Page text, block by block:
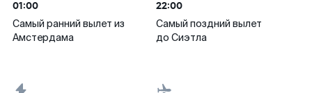
01:00
Самый ранний вылет из
Амстердама
22:00
Самый поздний вылет
до Сиэтла